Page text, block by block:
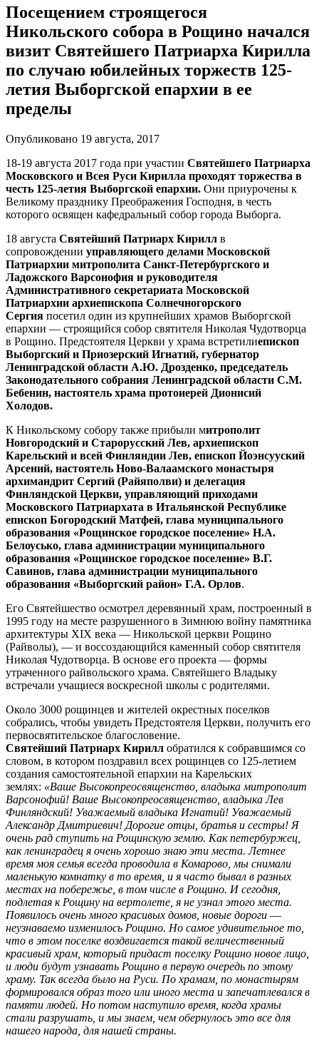
Посещением строящегося
Никольского собора в Рощино начался
визит Святейшего Патриарха Кирилла
по случаю юбилейных торжеств 125-
летия Выборгской епархии в ее
пределы
Опубликовано 19 августа, 2017
18-19 августа 2017 года при участии Святейшего Патриарха
Московского и Всея Руси Кирилла проходят торжества в
честь 125-летия Выборгской епархии. Они приурочены к
Великому празднику Преображения Господня, в честь
которого освящен кафедральный собор города Выборга.
18 августа Святейший Патриарх Кирилл в
сопровождении управляющего делами Московской
Патриархии митрополита Санкт-Петербургского и
Ладожского Варсонофия и руководителя
Административного секретариата Московской
Патриархии архиепископа Солнечногорского
Сергия посетил один из крупнейших храмов Выборгской
епархии — строящийся собор святителя Николая Чудотворца
в Рощино. Предстоятеля Церкви у храма встретилиепископ
Выборгский и Приозерский Игнатий, губернатор
Ленинградской области А.Ю. Дрозденко, председатель
Законодательного собрания Ленинградской области С.М.
Бебенин, настоятель храма протоиерей Дионисий
Холодов.
К Никольскому собору также прибыли митрополит
Новгородский и Старорусский Лев, архиепископ
Карельский и всей Финляндии Лев, епископ Йоэнсууский
Арсений, настоятель Ново-Валаамского монастыря
архимандрит Сергий (Райяполви) и делегация
Финляндской Церкви, управляющий приходами
Московского Патриархата в Итальянской Республике
епископ Богородский Матфей, глава муниципального
образования «Рощинское городское поселение» Н.А.
Белоусько, глава администрации муниципального
образования «Рощинское городское поселение» В.Г.
Савинов, глава администрации муниципального
образования «Выборгский район» Г.А. Орлов.
Его Святейшество осмотрел деревянный храм, построенный в
1995 году на месте разрушенного в Зимнюю войну памятника
архитектуры XIX века — Никольской церкви Рощино
(Райволы), — и воссоздающийся каменный собор святителя
Николая Чудотворца. В основе его проекта — формы
утраченного райвольского храма. Святейшего Владыку
встречали учащиеся воскресной школы с родителями.
Около 3000 рощинцев и жителей окрестных поселков
собрались, чтобы увидеть Предстоятеля Церкви, получить его
первосвятительское благословение.
Святейший Патриарх Кирилл обратился к собравшимся со
словом, в котором поздравил всех рощинцев со 125-летием
создания самостоятельной епархии на Карельских
землях: «Ваше Высокопреосвященство, владыка митрополит
Варсонофий! Ваше Высокопреосвященство, владыка Лев
Финляндский! Уважаемый владыка Игнатий! Уважаемый
Александр Дмитриевич! Дорогие отцы, братья и сестры! Я
очень рад ступить на Рощинскую землю. Как петербуржец,
как ленинградец я очень хорошо знаю эти места. Летнее
время моя семья всегда проводила в Комарово, мы снимали
маленькую комнатку в то время, и я часто бывал в разных
местах на побережье, в том числе в Рощино. И сегодня,
подлетая к Рощину на вертолете, я не узнал этого места.
Появилось очень много красивых домов, новые дороги ―
неузнаваемо изменилось Рощино. Но самое удивительное то,
что в этом поселке воздвигается такой величественный
красивый храм, который придаст поселку Рощино новое лицо,
и люди будут узнавать Рощино в первую очередь по этому
храму. Так всегда было на Руси. По храмам, по монастырям
формировался образ того или иного места и запечатлевался в
памяти людей. Но потом наступило время, когда храмы
стали разрушать, и мы знаем, чем обернулось это все для
нашего народа, для нашей страны.